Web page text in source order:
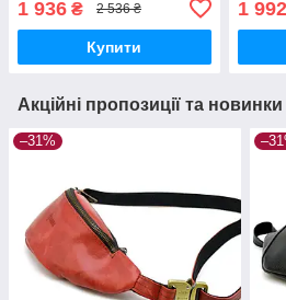
1 936 ₴ 2 536 ₴
Купити
1 992
Акційні пропозиції та новинки
–31%